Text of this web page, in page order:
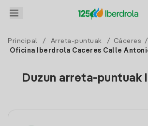
Principal / Arreta-puntuak / Cáceres /
Oficina Iberdrola Caceres Calle
Duzun arreta-puntuak